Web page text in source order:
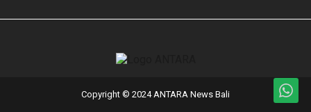
Copyright © 2024 ANTARA News Bali